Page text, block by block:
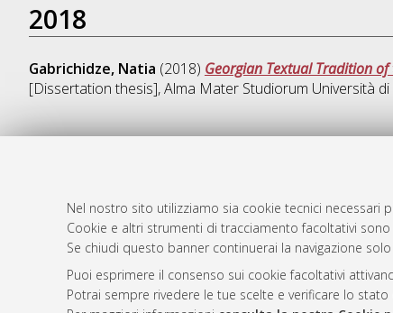
Nel nostro sito utilizziamo sia cookie tecnici
Cookie e altri strumenti di tracciamento facoltativi
Se chiudi questo banner continuerai la navigazione
Puoi esprimere il consenso sui cookie facoltativi
Potrai sempre rivedere le tue scelte e verificare lo
2018
Gabrichidze, Natia (2018) Georgian Textual Tradition
[Dissertation thesis], Alma Mater Studiorum Università
Rss 1.0
Rss 2.0
AMS
ISSN:
Servizio